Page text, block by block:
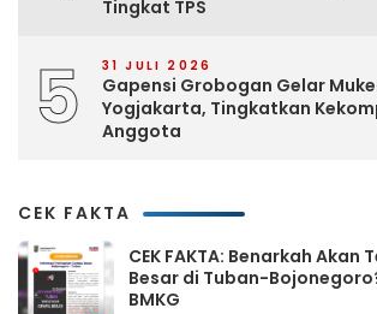
Tingkat TPS
5 31 JULI 2026
Gapensi Grobogan Gelar
Yogjakarta, Tingkatkan
Anggota
CEK FAKTA
CEK FAKTA: Benarkah Akan
Besar di Tuban-
BMKG